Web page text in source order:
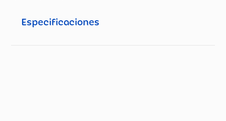
Especificaciones